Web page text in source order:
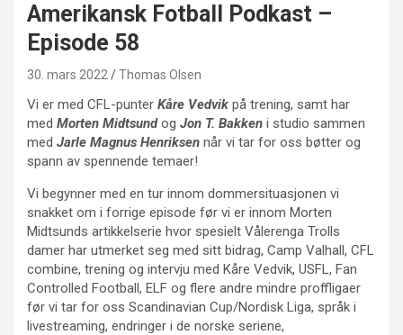
Amerikansk Fotball Podkast –
Episode 58
30. mars 2022 Thomas Olsen
Vi er med CFL-punter Kåre Vedvik på trening, samt har
med Morten Midtsundog Jon T. Bakken i studio sammen
med Jarle Magnus Henriksen når vi tar for oss bøtter og
spann av spennende temaer!
Vi begynner med en tur innom dommersituasjonen vi
snakket om i forrige episode før vi er innom Morten
Midtsunds artikkelserie hvor spesielt Vålerenga Trolls
damer har utmerket seg med sitt bidrag, Camp Valhall, CFL
combine, trening og intervju med Kåre Vedvik, USFL, Fan
Controlled Football, ELF og flere andre mindre proffligaer
før vi tar for oss Scandinavian Cup/Nordisk Liga, språk i
livestreaming, endringer i de norske seriene,